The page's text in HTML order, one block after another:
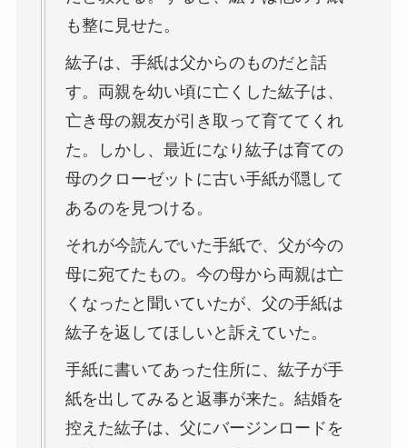
も整に見せた。
紘子は、手紙は父からのものだと話
す。両親を幼い頃に亡くした紘子は、
亡き母の親友が引き取って育ててくれ
た。しかし、最近になり紘子は育ての
母のクローゼットに古い手紙が隠して
あるのを見つける。
それが今読んでいた手紙で、父が今の
母に宛てたもの。今の母から両親は亡
くなったと聞いていたが、父の手紙は
紘子を返してほしいと訴えていた。
手紙に書いてあった住所に、紘子が手
紙を出してみると返事が来た。結婚を
控えた紘子は、父にバージンロードを